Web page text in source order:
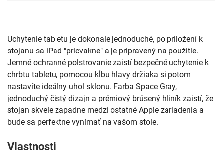
Uchytenie tabletu je dokonale jednoduché, po priložení k
stojanu sa iPad "pricvakne" a je pripravený na použitie.
Jemné ochranné polstrovanie zaistí bezpečné uchytenie k
chrbtu tabletu, pomocou kĺbu hlavy držiaka si potom
nastavíte ideálny uhol sklonu. Farba Space Gray,
jednoduchý čistý dizajn a prémiový brúsený hliník zaistí, že
stojan skvele zapadne medzi ostatné Apple zariadenia a
bude sa perfektne vynímať na vašom stole.
Vlastnosti